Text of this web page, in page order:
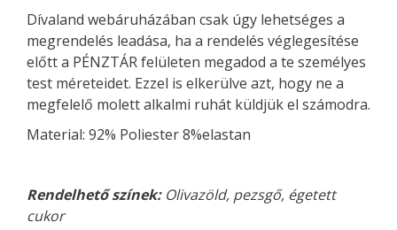
Dívaland webáruházában csak úgy lehetséges a
megrendelés leadása, ha a rendelés véglegesítése
előtt a PÉNZTÁR felületen megadod a te személyes
test méreteidet. Ezzel is elkerülve azt, hogy ne a
megfelelő molett alkalmi ruhát küldjük el számodra.
Material: 92% Poliester 8%elastan
Rendelhető színek: Olivazöld, pezsgő, égetett
cukor